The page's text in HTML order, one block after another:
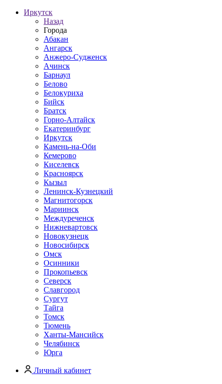
Иркутск
Назад
Города
Абакан
Ангарск
Анжеро-Судженск
Ачинск
Барнаул
Белово
Белокуриха
Бийск
Братск
Горно-Алтайск
Екатеринбург
Иркутск
Камень-на-Оби
Кемерово
Киселевск
Красноярск
Кызыл
Ленинск-Кузнецкий
Магнитогорск
Мариинск
Междуреченск
Нижневартовск
Новокузнецк
Новосибирск
Омск
Осинники
Прокопьевск
Северск
Славгород
Сургут
Тайга
Томск
Тюмень
Ханты-Мансийск
Челябинск
Юрга
Личный кабинет